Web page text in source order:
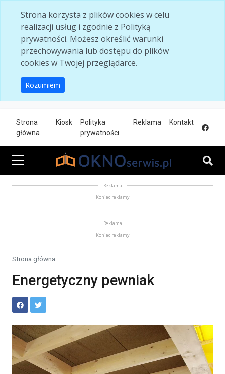
Strona korzysta z plików cookies w celu
realizacji usług i zgodnie z Polityką
prywatności. Możesz określić warunki
przechowywania lub dostępu do plików
cookies w Twojej przeglądarce.
Rozumiem
Strona
główna
Kiosk
Polityka
prywatności
Reklama Kontakt
Reklama
Koniec reklamy
Reklama
Koniec reklamy
Strona główna
Energetyczny pewniak